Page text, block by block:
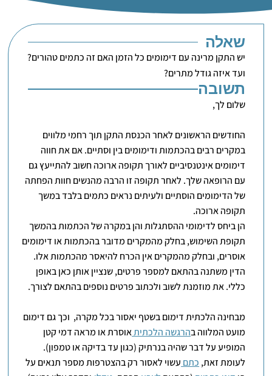
שאלה
יש התקן מרינה עם דימומים כל הזמן האם זה כתמים טהורים?
ועד איזה גודל מתרים?
תשובה
שלום לך,
החודשים הראשונים לאחר הכנסת התקן תוך רחמי מלווים
במקרים רבים בהכתמות ודימומים בין וסתיים. אם את חווה
דימומים אינטנסיביים לאורך תקופה ארוכה חשוב להתייעץ גם
עם הרופאה שלך. לאחר תקופה זו הרבה מהנשים חוות הפחתה
של הדימומים הוסתיים ולעיתים נראים כתמים בלבד במשך
תקופה ארוכה.
הן ביחס לדימומי ההסתגלות והן במקרה של הכתמות בהמשך
תקופת השימוש, בחלק מהמקרים מדובר בהכתמות או דימומים
אוסרים, ובחלק מהמקרים אין הכרח להיאסר מהכתמות אלו.
הדין משתנה בהתאם למספר פרטים, שנציין אותן כאן באופן
כללי. את מוזמנת לשוב ולכתוב פרטים נוספים בהתאם לצורך.
מבחינה הלכתית דימום בשטף יאסור בכל מקרה, וכך גם דימום
מועט המלווה בהרגשה הלכתיתאוסרת או מראה דמי קטן
המופיע על דבר שהיה בנרתיק (כגון עד בדיקה או טמפון).
לעומת זאת, כתם עשוי לאסור רק בהצטרפות מספר תנאים על